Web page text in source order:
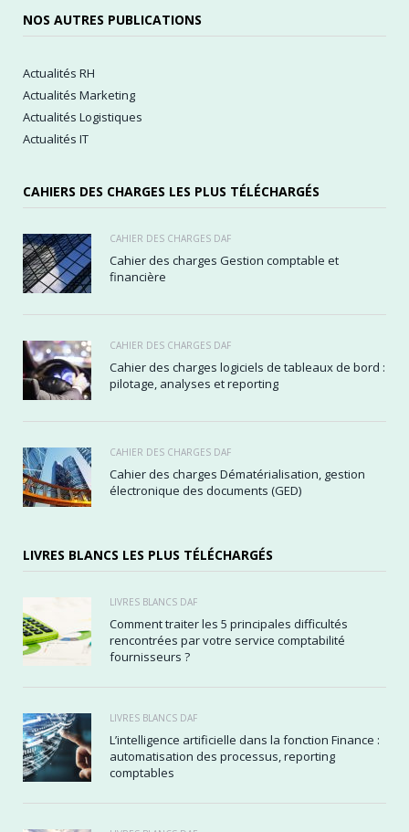
NOS AUTRES PUBLICATIONS
Actualités RH
Actualités Marketing
Actualités Logistiques
Actualités IT
CAHIERS DES CHARGES LES PLUS TÉLÉCHARGÉS
CAHIER DES CHARGES DAF
Cahier des charges Gestion comptable et
financière
CAHIER DES CHARGES DAF
Cahier des charges logiciels de tableaux de bord :
pilotage, analyses et reporting
CAHIER DES CHARGES DAF
Cahier des charges Dématérialisation, gestion
électronique des documents (GED)
LIVRES BLANCS LES PLUS TÉLÉCHARGÉS
LIVRES BLANCS DAF
Comment traiter les 5 principales difficultés
rencontrées par votre service comptabilité
fournisseurs ?
LIVRES BLANCS DAF
L’intelligence artificielle dans la fonction Finance :
automatisation des processus, reporting
comptables